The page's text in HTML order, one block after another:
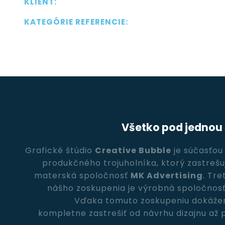
KATEGÓRIE REFERENCIE:
Všetko pod
Grafické štúdio Creative Bubble je
produkčného trojuholníka, ktorý
materská spoločnosť MK Advertising.
nášho zoskupenia je výrobná spoločnosť
Vďaka tomuto zoskupeniu
kompletne zastrešiť od návrhu dizajnu až